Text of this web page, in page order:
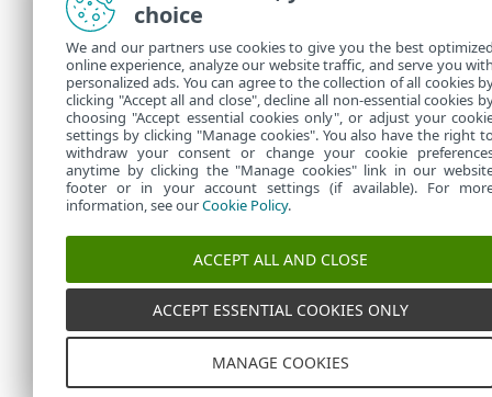
choice
We and our partners use cookies to give you the best
online experience, analyze our website traffic, and serve you
personalized ads. You can agree to the collection of all cookies
clicking "Accept all and close", decline all non-essential cookies
choosing "Accept essential cookies only", or adjust your
settings by clicking "Manage cookies". You also have the right
withdraw your consent or change your cookie
anytime by clicking the "Manage cookies" link in our
footer or in your account settings (if available). For
information, see ourCookie Policy.
ACCEPT ALL AND CLOSE
ACCEPT ESSENTIAL COOKIES ONLY
MANAGE COOKIES